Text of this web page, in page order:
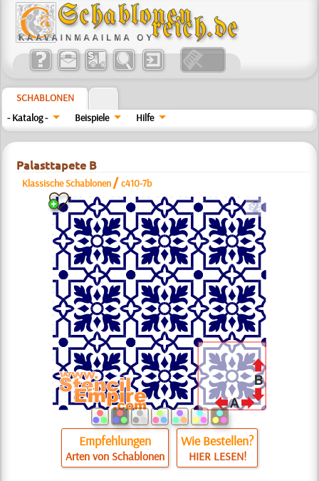
SCHABLONEN
- Katalog -
Beispiele Hilfe
Palasttapete B
Klassische Schablonen /c410-7b
b
Empfehlungen
Arten von Schablonen
Wie Bestellen?
HIER LESEN!